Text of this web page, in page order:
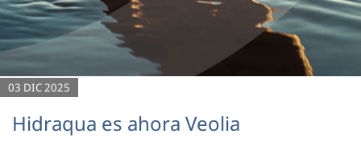
03 DIC 2025
Hidraqua es ahora Veolia